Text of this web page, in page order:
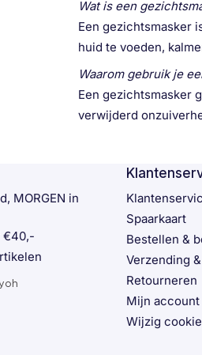
Wat is een
Een gezichtsmasker
huid te voeden,
Waarom gebruik je
Een gezichtsmasker
verwijderd
MORGEN in
€40,-
Spaarkaart
Bestellen &
Verzending
Retourneren
Mijn account
Wijzig